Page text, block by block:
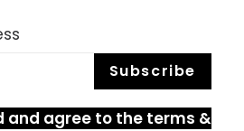
and agree to the terms &